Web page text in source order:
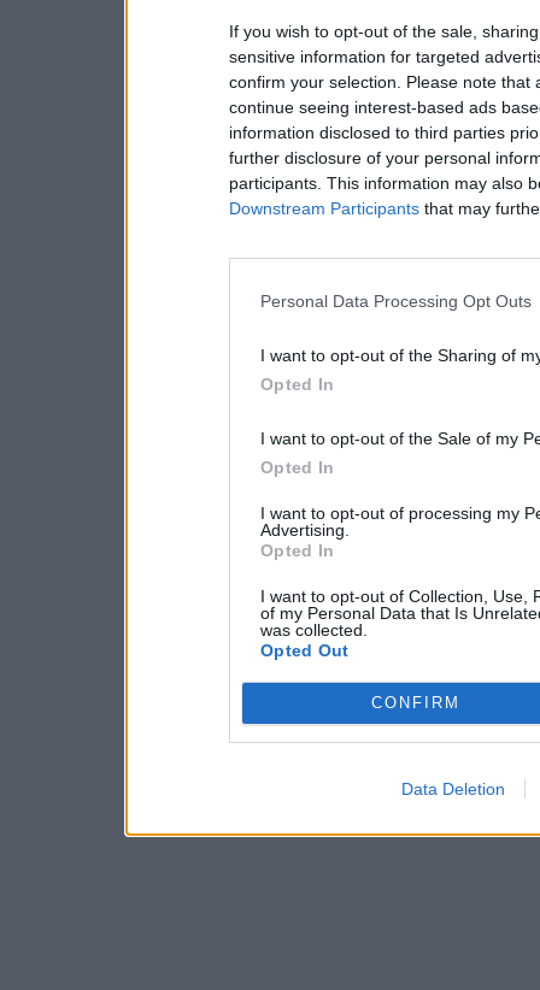
If you wish to opt-out of the sale,
sensitive information for targeted
confirm your selection. Please note
continue seeing interest-based ads
information disclosed to third parties
further disclosure of your personal
participants. This information may also
Downstream Participants that may
Personal Data Processing Opt Outs
I want to opt-out of the Sharing of
Opted In
I want to opt-out of the Sale of my
Opted In
I want to opt-out of processing my
Advertising.
Opted In
I want to opt-out of Collection, Use,
of my Personal Data that Is
was collected.
Opted Out
CONFIRM
Data Deletion